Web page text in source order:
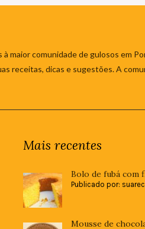
à maior comunidade de gulosos em
receitas, dicas e sugestões. A
Mais recentes
Bolo de fubá com
Publicado por:
Mousse de